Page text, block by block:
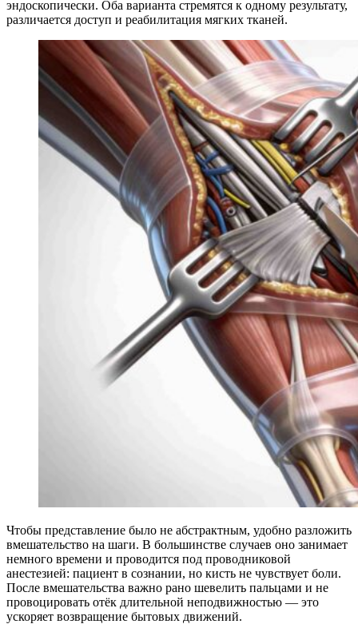
эндоскопически. Оба варианта стремятся к одному результату,
различается доступ и реабилитация мягких тканей.
Чтобы представление было не абстрактным, удобно разложить
вмешательство на шаги. В большинстве случаев оно занимает
немного времени и проводится под проводниковой
анестезией: пациент в сознании, но кисть не чувствует боли.
После вмешательства важно рано шевелить пальцами и не
провоцировать отёк длительной неподвижностью — это
ускоряет возвращение бытовых движений.